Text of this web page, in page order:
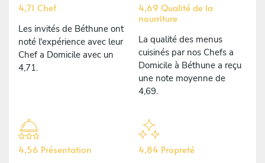
4,71 Chef
Les invités de Béthune ont
noté l'expérience avec leur
Chef a Domicile avec un
4,71.
4,69 Qualité de la
nourriture
La qualité des menus
cuisinés par nos Chefs a
Domicile à Béthune a reçu
une note moyenne de
4,69.
4,56 Présentation 4,84 Propreté